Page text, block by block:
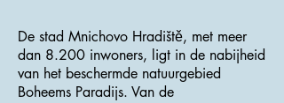
De stad Mnichovo Hradiště, met meer
dan 8.200 inwoners, ligt in de nabijheid
van het beschermde natuurgebied
Boheems Paradijs. Van de